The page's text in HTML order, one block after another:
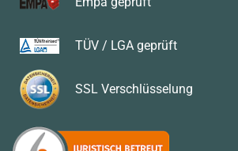
TÜV / LGA geprüft
SSL Verschlüsselung